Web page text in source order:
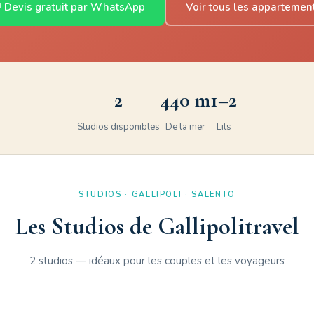
Devis gratuit par WhatsApp Voir tous les
2
Studios disponibles
440 m
De la mer
1–2
Lits
STUDIOS · GALLIPOLI · SALENTO
Les Studios de Gallipolitravel
2 studios — idéaux pour les couples et les voyageurs